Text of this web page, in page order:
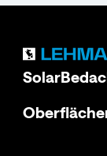
Solar